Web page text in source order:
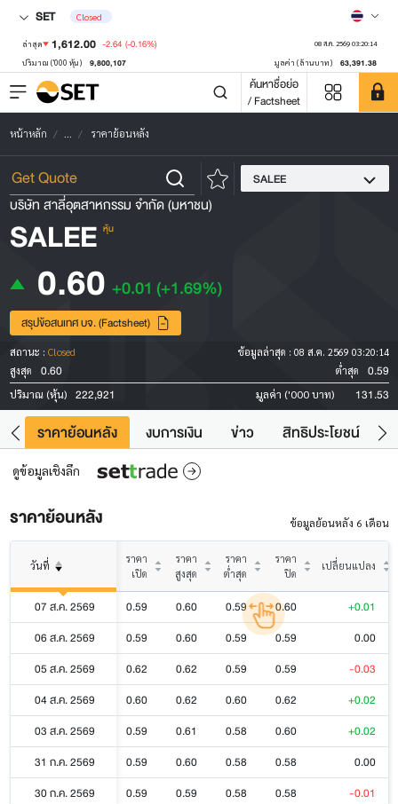
SET Closed
ล่าสุด 1,612.00 -2.64 (-0.16%) 08 ส.ค. 2569 03:20:14
ปริมาณ ('000 หุ้น) 9,800,107 มูลค่า (ล้านบาท) 63,391.38
ค้นหาชื่อย่อ
/ Factsheet
หน้าหลัก ... ราคาย้อนหลัง
SALEE
บริษัท สาลี่อุตสาหกรรม จำกัด (มหาชน)
SALEE หุ้น
0.60 +0.01 (+1.69%)
สรุปข้อสนเทศ บจ. (Factsheet)
สถานะ : Closed ข้อมูลล่าสุด : 08 ส.ค. 2569 03:20:14
สูงสุด
0.60 ต่ำสุด 0.59
ปริมาณ (หุ้น) 222,921 มูลค่า ('000 บาท) 131.53
ราคาย้อนหลัง งบการเงิน ข่าว สิทธิประโยชน์
ดูข้อมูลเชิงลึก
ราคาย้อนหลัง ข้อมูลย้อนหลัง 6 เดือน
วันที่
ราคา
เปิด
ราคา
สูงสุด
ราคา
ต่ำสุด
ราคา
ปิด
เปลี่ยนแปลง
07 ส.ค. 2569 0.59 0.60 0.59 0.60
+0.01
06 ส.ค. 2569
0.59 0.60 0.59 0.59
0.00
05 ส.ค. 2569
0.62 0.62 0.59 0.59
-0.03
04 ส.ค. 2569
0.60 0.62 0.60 0.62
+0.02
03 ส.ค. 2569
0.59 0.61 0.58 0.60
+0.02
31 ก.ค. 2569
0.59 0.60 0.58 0.58
0.00
30 ก.ค. 2569
0.59 0.59 0.58 0.58
-0.01